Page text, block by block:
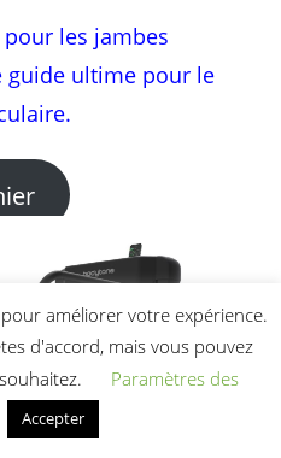
les jambes
guide ultime pour le
améliorer votre expérience.
d'accord, mais vous pouvez
Paramètres des
Accepter